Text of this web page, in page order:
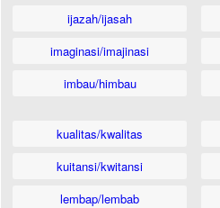
ijazah/ijasah
imaginasi/imajinasi
imbau/himbau
kualitas/kwalitas
kuitansi/kwitansi
lembap/lembab